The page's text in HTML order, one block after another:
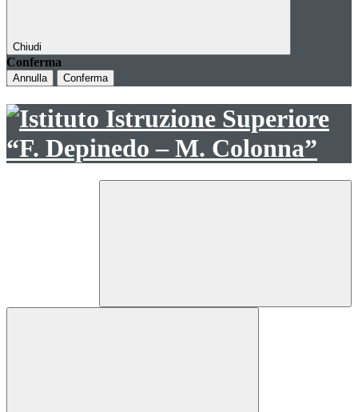
Chiudi
Conferma
Annulla Conferma